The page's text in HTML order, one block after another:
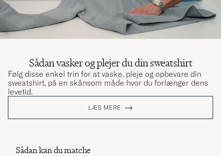
Sådan vasker og plejer du din sweatshirt
Følg disse enkel trin for at vaske, pleje og opbevare din
sweatshirt, på en skånsom måde hvor du forlænger dens
levetid.
LÆS MERE
Sådan kan du matche